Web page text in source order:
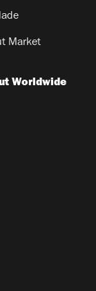
Market
Worldwide